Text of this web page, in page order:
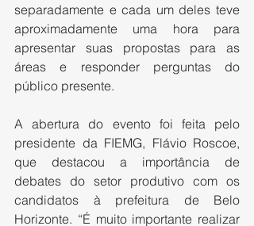
separadamente e cada um deles teve
aproximadamente uma hora para
apresentar suas propostas para as
áreas e responder perguntas do
público presente.
A abertura do evento foi feita pelo
presidente da FIEMG, Flávio Roscoe,
que destacou a importância de
debates do setor produtivo com os
candidatos à prefeitura de Belo
Horizonte. “É muito importante realizar